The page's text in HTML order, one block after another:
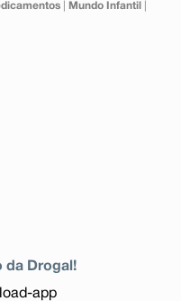
| Mundo Infantil
da Drogal!